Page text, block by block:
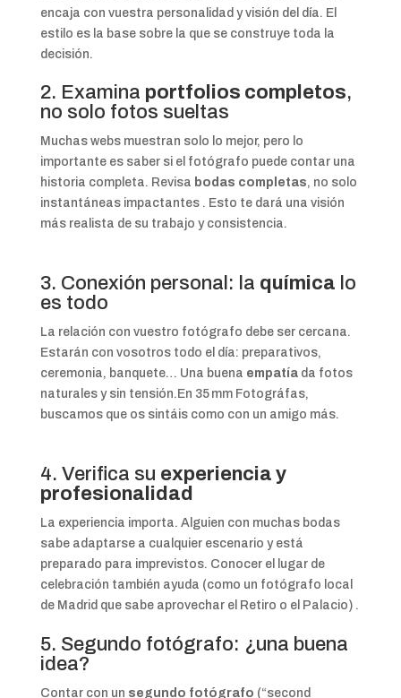
encaja con vuestra personalidad y visión del día. El
estilo es la base sobre la que se construye toda la
decisión.
2. Examina portfolios completos,
no solo fotos sueltas
Muchas webs muestran solo lo mejor, pero lo
importante es saber si el fotógrafo puede contar una
historia completa. Revisa bodas completas, no solo
instantáneas impactantes. Esto te dará una visión
más realista de su trabajo y consistencia.
3. Conexión personal: la química lo
es todo
La relación con vuestro fotógrafo debe ser cercana.
Estarán con vosotros todo el día: preparativos,
ceremonia, banquete… Una buena empatíada fotos
naturales y sin tensión. En 35 mm Fotográfas,
buscamos que os sintáis como con un amigo más.
4. Verifica su experiencia y
profesionalidad
La experiencia importa. Alguien con muchas bodas
sabe adaptarse a cualquier escenario y está
preparado para imprevistos. Conocer el lugar de
celebración también ayuda (como un fotógrafo local
de Madrid que sabe aprovechar el Retiro o el Palacio).
5. Segundo fotógrafo: ¿una buena
idea?
Contar con un segundo fotógrafo (“second